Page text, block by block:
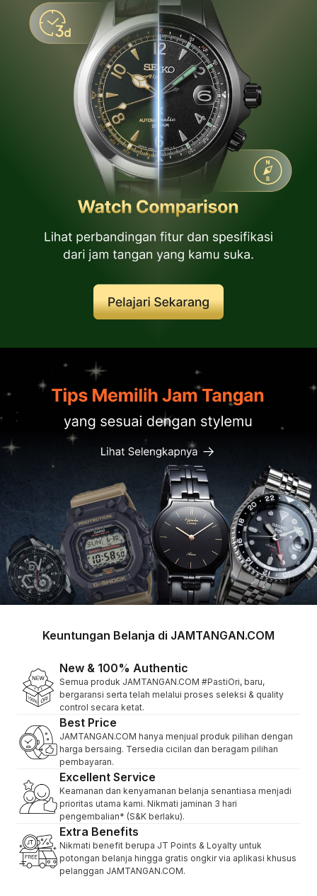
Keuntungan Belanja di JAMTANGAN.COM
New & 100% Authentic
Semua produk JAMTANGAN.COM #PastiOri, baru,
bergaransi serta telah melalui proses seleksi & quality
control secara ketat.
Best Price
JAMTANGAN.COM hanya menjual produk pilihan dengan
harga bersaing. Tersedia cicilan dan beragam pilihan
pembayaran.
Excellent Service
Keamanan dan kenyamanan belanja senantiasa menjadi
prioritas utama kami. Nikmati jaminan 3 hari
pengembalian* (S&K berlaku).
Extra Benefits
Nikmati benefit berupa JT Points & Loyalty untuk
potongan belanja hingga gratis ongkir via aplikasi khusus
pelanggan JAMTANGAN.COM.